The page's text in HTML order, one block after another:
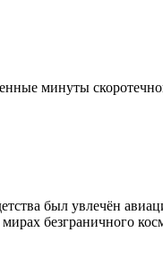
минуты
был увлечён
безграничного